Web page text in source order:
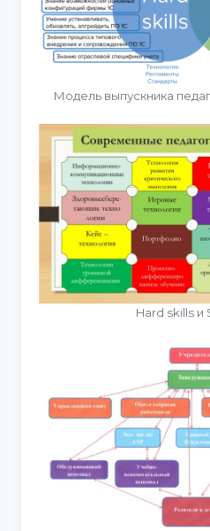
Модель выпускника
Hard skills и